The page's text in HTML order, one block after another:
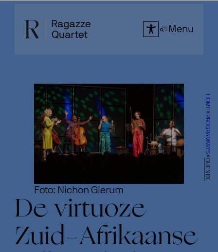
HOME
PROGRAMMA’S
DUENDE
Menu
Foto: Nichon Glerum
De virtuoze
Zuid-Afrikaanse